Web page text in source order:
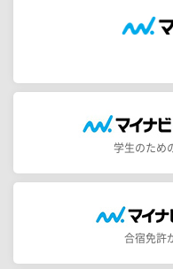
学生のため
合宿免許